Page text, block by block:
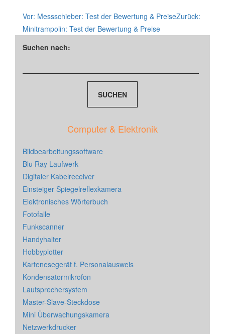
Vor: Messschieber: Test der Bewertung & PreiseZurück:
Minitrampolin: Test der Bewertung & Preise
Suchen nach:
Computer & Elektronik
Bildbearbeitungssoftware
Blu Ray Laufwerk
Digitaler Kabelreceiver
Einsteiger Spiegelreflexkamera
Elektronisches Wörterbuch
Fotofalle
Funkscanner
Handyhalter
Hobbyplotter
Kartenesegerät f. Personalausweis
Kondensatormikrofon
Lautsprechersystem
Master-Slave-Steckdose
Mini Überwachungskamera
Netzwerkdrucker